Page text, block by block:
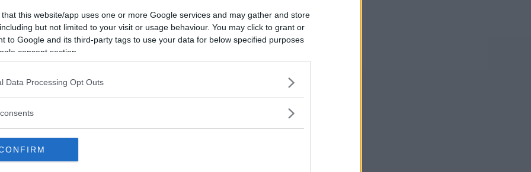
that this website/app uses one or more Google services and may gather and store
but not limited to your visit or usage behaviour. You may click to grant or
to Google and its third-party tags to use your data for below specified purposes
consent section.
Data Processing Opt Outs
2017-07-01 12:35
Vill du bli
medlem?